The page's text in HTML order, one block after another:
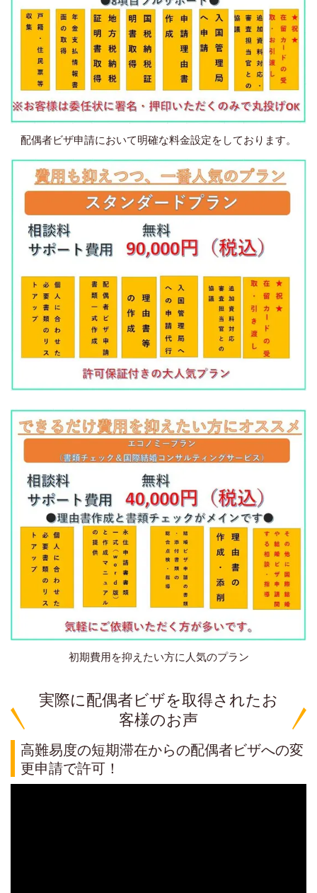
配偶者ビザ申請において明確な料金設定をしております。
初期費用を抑えたい方に人気のプラン
実際に配偶者ビザを取得されたお
客様のお声
高難易度の短期滞在からの配偶者ビザへの変
更申請で許可！